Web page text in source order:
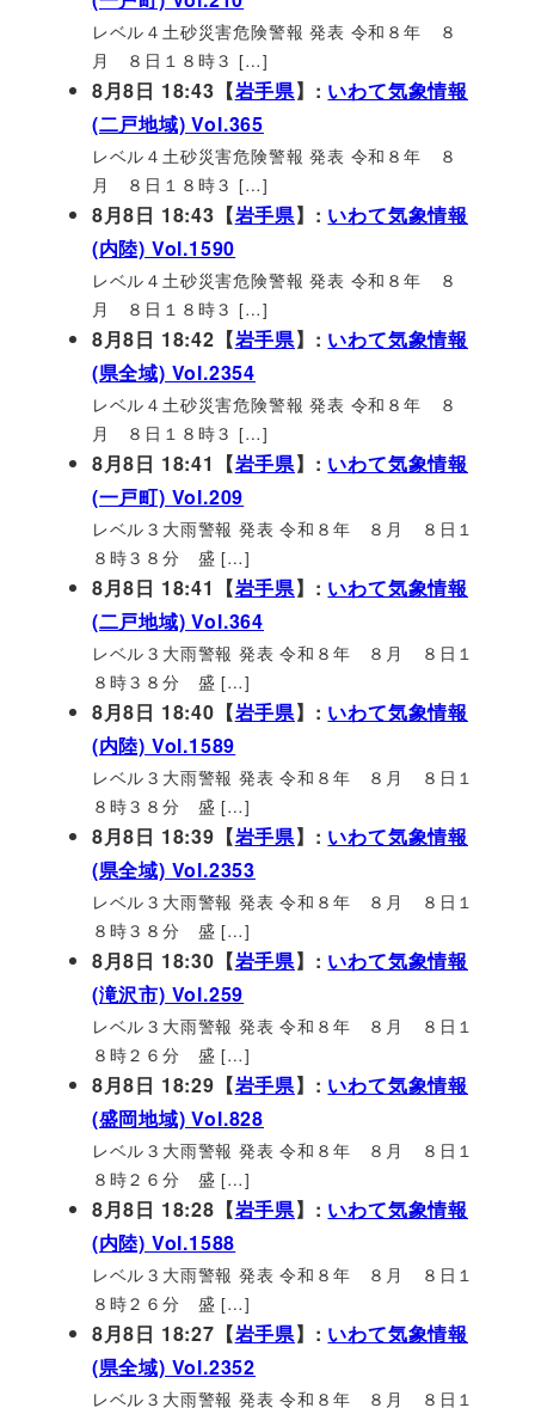
レベル４土砂災害危険警報 発表 令和８年 ８
月 ８日１８時３ […]
8月8日 18:43【岩手県】: いわて気象情報
(二戸地域) Vol.365
レベル４土砂災害危険警報 発表 令和８年 ８
月 ８日１８時３ […]
8月8日 18:43【岩手県】: いわて気象情報
(内陸) Vol.1590
レベル４土砂災害危険警報 発表 令和８年 ８
月 ８日１８時３ […]
8月8日 18:42【岩手県】: いわて気象情報
(県全域) Vol.2354
レベル４土砂災害危険警報 発表 令和８年 ８
月 ８日１８時３ […]
8月8日 18:41【岩手県】: いわて気象情報
(一戸町) Vol.209
レベル３大雨警報 発表 令和８年 ８月 ８日１
８時３８分 盛 […]
8月8日 18:41【岩手県】: いわて気象情報
(二戸地域) Vol.364
レベル３大雨警報 発表 令和８年 ８月 ８日１
８時３８分 盛 […]
8月8日 18:40【岩手県】: いわて気象情報
(内陸) Vol.1589
レベル３大雨警報 発表 令和８年 ８月 ８日１
８時３８分 盛 […]
8月8日 18:39【岩手県】: いわて気象情報
(県全域) Vol.2353
レベル３大雨警報 発表 令和８年 ８月 ８日１
８時３８分 盛 […]
8月8日 18:30【岩手県】: いわて気象情報
(滝沢市) Vol.259
レベル３大雨警報 発表 令和８年 ８月 ８日１
８時２６分 盛 […]
8月8日 18:29【岩手県】: いわて気象情報
(盛岡地域) Vol.828
レベル３大雨警報 発表 令和８年 ８月 ８日１
８時２６分 盛 […]
8月8日 18:28【岩手県】: いわて気象情報
(内陸) Vol.1588
レベル３大雨警報 発表 令和８年 ８月 ８日１
８時２６分 盛 […]
8月8日 18:27【岩手県】: いわて気象情報
(県全域) Vol.2352
レベル３大雨警報 発表 令和８年 ８月 ８日１